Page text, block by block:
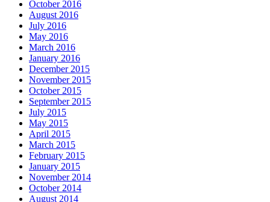
October 2016
August 2016
July 2016
May 2016
March 2016
January 2016
December 2015
November 2015
October 2015
September 2015
July 2015
May 2015
April 2015
March 2015
February 2015
January 2015
November 2014
October 2014
August 2014